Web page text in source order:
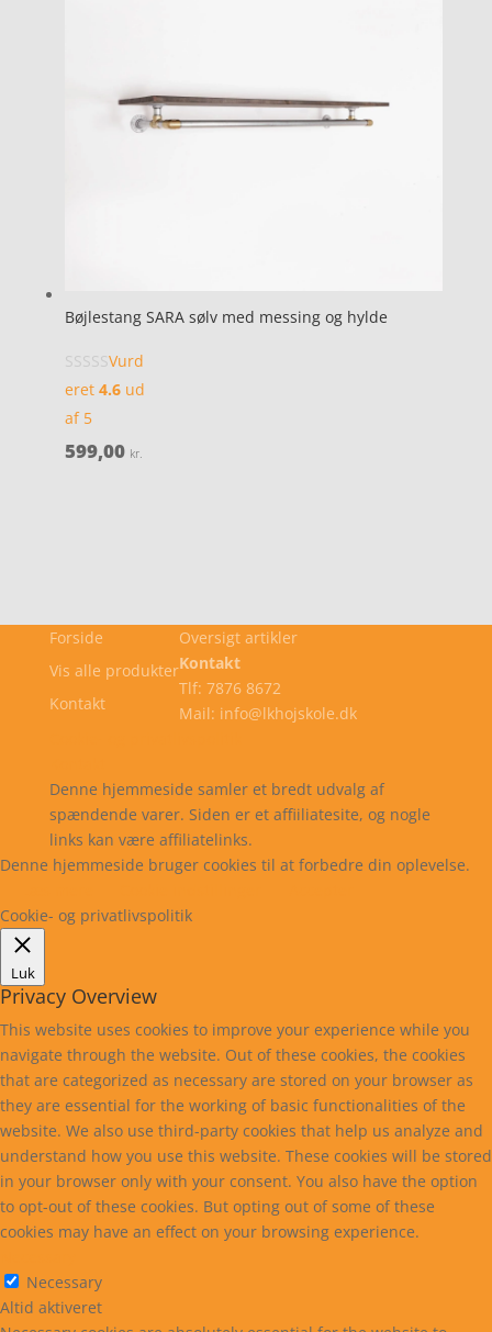
Bøjlestang SARA sølv med messing og hylde
Vurd
eret 4.6ud
af 5
599,00 kr.
Forside
Vis alle produkter
Kontakt
Oversigt artikler
Kontakt
Tlf: 7876 8672
Mail: info@lkhojskole.dk
Denne hjemmeside samler et bredt udvalg af
spændende varer. Siden er et affiiliatesite, og nogle
links kan være affiliatelinks.
Denne hjemmeside bruger cookies til at forbedre din oplevelse.
Cookie- og privatlivspolitik
Luk
Privacy Overview
This website uses cookies to improve your experience while you
navigate through the website. Out of these cookies, the cookies
that are categorized as necessary are stored on your browser as
they are essential for the working of basic functionalities of the
website. We also use third-party cookies that help us analyze and
understand how you use this website. These cookies will be stored
in your browser only with your consent. You also have the option
to opt-out of these cookies. But opting out of some of these
cookies may have an effect on your browsing experience.
Necessary
Altid aktiveret